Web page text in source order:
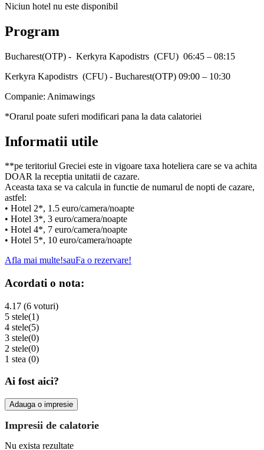
Niciun hotel nu este disponibil
Program
Bucharest(OTP) - Kerkyra Kapodistrs (CFU) 06:45 – 08:15
Kerkyra Kapodistrs (CFU) - Bucharest(OTP) 09:00 – 10:30
Companie: Animawings
*Orarul poate suferi modificari pana la data calatoriei
Informatii utile
**pe teritoriul Greciei este in vigoare taxa hoteliera care se va achita
DOAR la receptia unitatii de cazare.
Aceasta taxa se va calcula in functie de numarul de nopti de cazare,
astfel:
• Hotel 2*, 1.5 euro/camera/noapte
• Hotel 3*, 3 euro/camera/noapte
• Hotel 4*, 7 euro/camera/noapte
• Hotel 5*, 10 euro/camera/noapte
Afla mai multe!sauFa o rezervare!
Acordati o nota:
4.17 (6 voturi)
5 stele(1)
4 stele(5)
3 stele(0)
2 stele(0)
1 stea (0)
Ai fost aici?
Adauga o impresie
Impresii de calatorie
Nu exista rezultate